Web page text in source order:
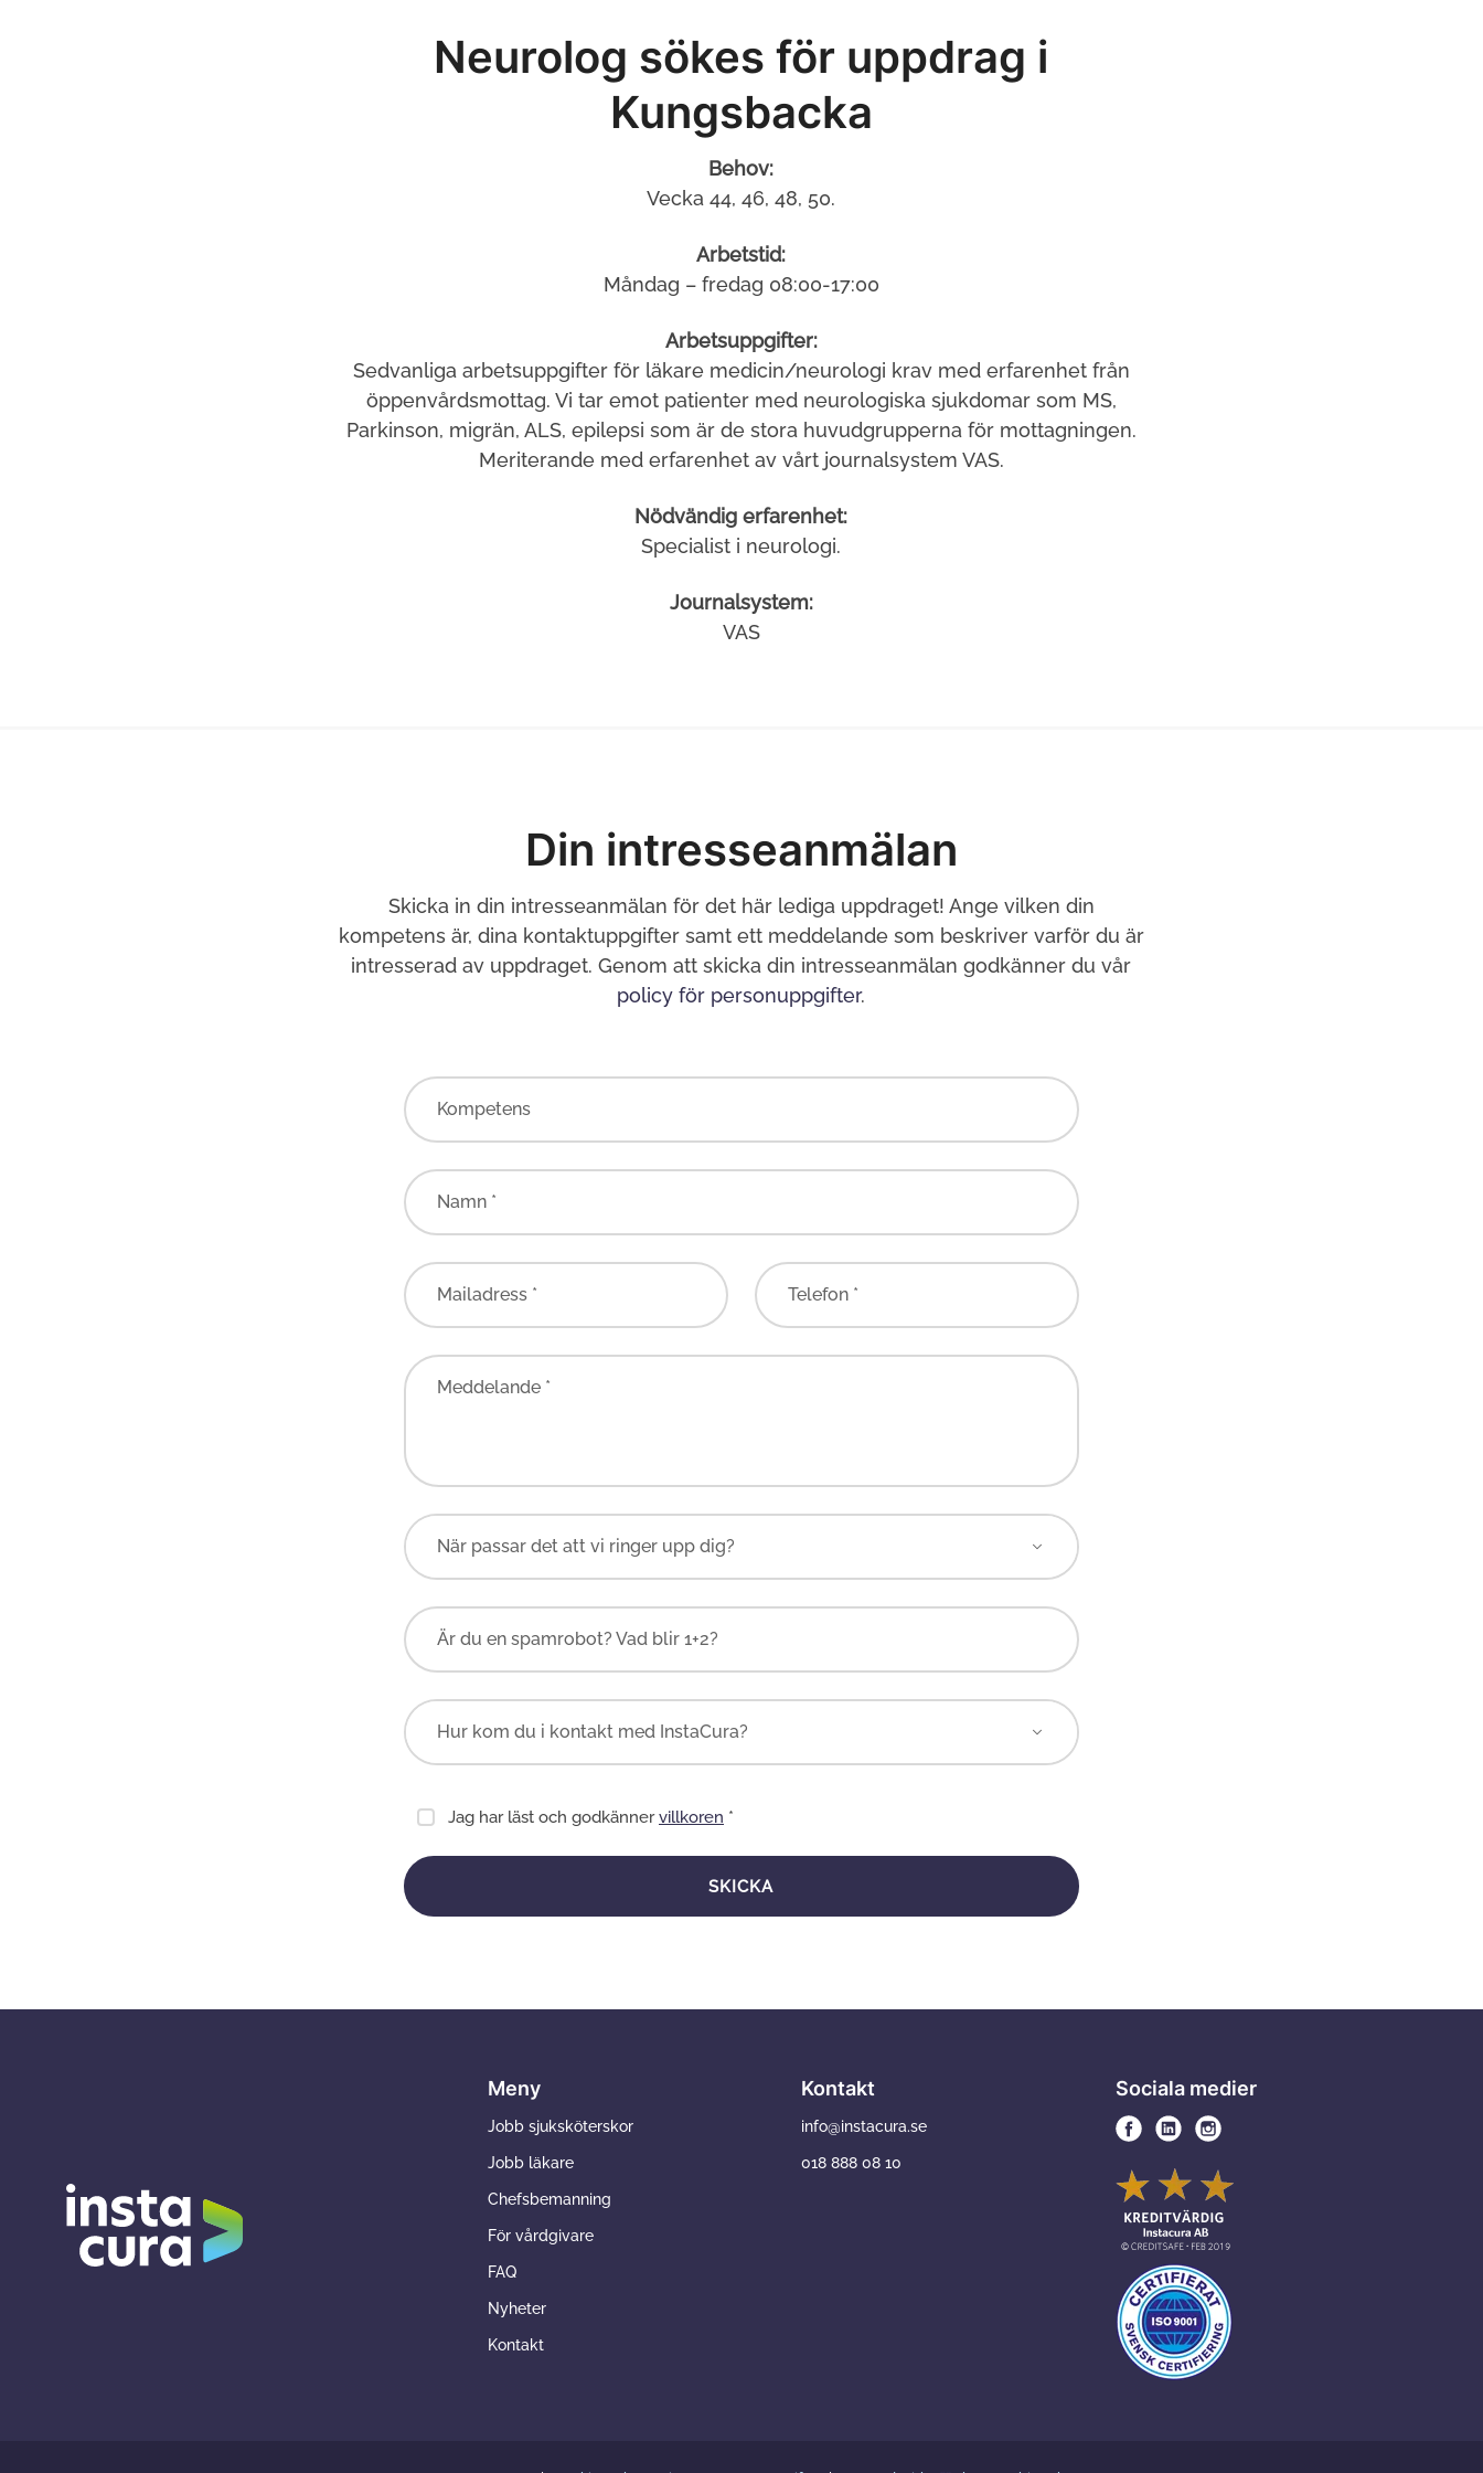
Neurolog sökes för uppdrag i
Kungsbacka
Behov:
Vecka 44, 46, 48, 50.
Arbetstid:
Måndag – fredag 08:00-17:00
Arbetsuppgifter:
Sedvanliga arbetsuppgifter för läkare medicin/neurologi krav med erfarenhet från
öppenvårdsmottag. Vi tar emot patienter med neurologiska sjukdomar som MS,
Parkinson, migrän, ALS, epilepsi som är de stora huvudgrupperna för mottagningen.
Meriterande med erfarenhet av vårt journalsystem VAS.
Nödvändig erfarenhet:
Specialist i neurologi.
Journalsystem:
VAS
Din intresseanmälan
Skicka in din intresseanmälan för det här lediga uppdraget! Ange vilken din
kompetens är, dina kontaktuppgifter samt ett meddelande som beskriver varför du är
intresserad av uppdraget. Genom att skicka din intresseanmälan godkänner du vår
policy för personuppgifter.
Kompetens
Namn *
Mailadress * Telefon *
Meddelande *
Är du en spamrobot? Vad blir 1+2?
Jag har läst och godkännervillkoren *
SKICKA
Meny
Jobb sjuksköterskor
Jobb läkare
Chefsbemanning
För vårdgivare
FAQ
Nyheter
Kontakt
Kontakt
info@instacura.se
018 888 08 10
Sociala medier